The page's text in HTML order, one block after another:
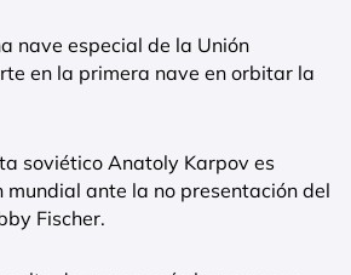
nave especial de la Unión
en la primera nave en orbitar la
soviético Anatoly Karpov es
ante la no presentación del
Fischer.